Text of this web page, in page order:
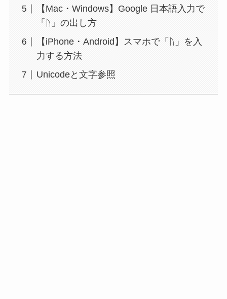
【Mac・Windows】Google 日本語入力で
「ᚢ」の出し方
【iPhone・Android】スマホで「ᚢ」を入
力する方法
Unicodeと文字参照